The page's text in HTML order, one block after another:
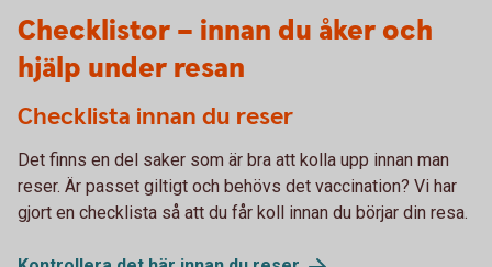
Checklistor – innan du åker och
hjälp under resan
Checklista innan du reser
Det finns en del saker som är bra att kolla upp innan man
reser. Är passet giltigt och behövs det vaccination? Vi har
gjort en checklista så att du får koll innan du börjar din resa.